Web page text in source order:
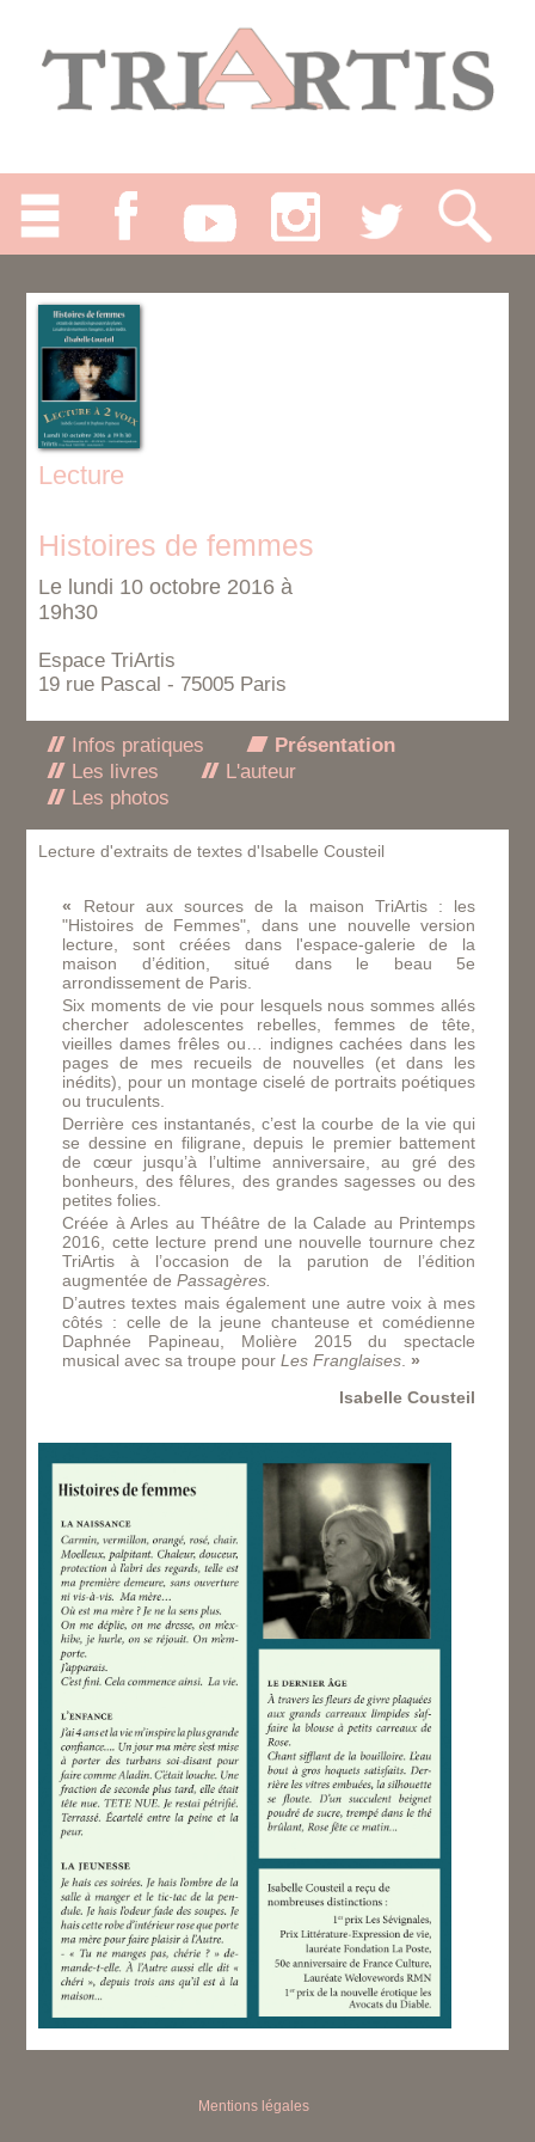
Lecture
Histoires de femmes
Le lundi 10 octobre 2016 à
19h30
Espace TriArtis
19 rue Pascal - 75005 Paris
Infos pratiques
Présentation
Les livres
L'auteur
Les photos
Lecture d'extraits de textes d'Isabelle Cousteil
« Retour aux sources de la maison TriArtis : les
"Histoires de Femmes", dans une nouvelle version
lecture, sont créées dans l'espace-galerie de la
maison d’édition, situé dans le beau 5e
arrondissement de Paris.
Six moments de vie pour lesquels nous sommes allés
chercher adolescentes rebelles, femmes de tête,
vieilles dames frêles ou… indignes cachées dans les
pages de mes recueils de nouvelles (et dans les
inédits), pour un montage ciselé de portraits poétiques
ou truculents.
Derrière ces instantanés, c’est la courbe de la vie qui
se dessine en filigrane, depuis le premier battement
de cœur jusqu’à l’ultime anniversaire, au gré des
bonheurs, des fêlures, des grandes sagesses ou des
petites folies.
Créée à Arles au Théâtre de la Calade au Printemps
2016, cette lecture prend une nouvelle tournure chez
TriArtis à l’occasion de la parution de l’édition
augmentée dePassagères.
D’autres textes mais également une autre voix à mes
côtés : celle de la jeune chanteuse et comédienne
Daphnée Papineau, Molière 2015 du spectacle
musical avec sa troupe pourLes Franglaises »
Isabelle Cousteil
Mentions légales